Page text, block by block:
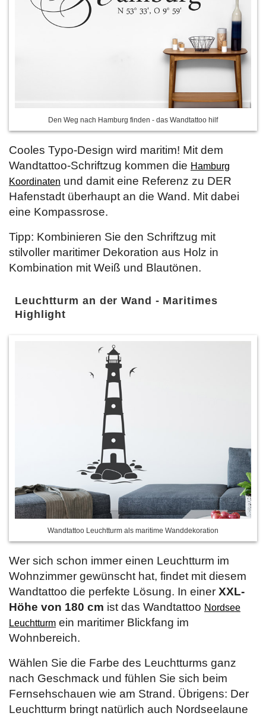
Den Weg nach Hamburg finden - das Wandtattoo hilf
Cooles Typo-Design wird maritim! Mit dem
Wandtattoo-Schriftzug kommen die Hamburg
Koordinaten und damit eine Referenz zu DER
Hafenstadt überhaupt an die Wand. Mit dabei
eine Kompassrose.
Tipp: Kombinieren Sie den Schriftzug mit
stilvoller maritimer Dekoration aus Holz in
Kombination mit Weiß und Blautönen.
Leuchtturm an der Wand - Maritimes
Highlight
Wandtattoo Leuchtturm als maritime Wanddekoration
Wer sich schon immer einen Leuchtturm im
Wohnzimmer gewünscht hat, findet mit diesem
Wandtattoo die perfekte Lösung. In einer XXL-
Höhe von 180 cm ist das Wandtattoo Nordsee
Leuchtturm ein maritimer Blickfang im
Wohnbereich.
Wählen Sie die Farbe des Leuchtturms ganz
nach Geschmack und fühlen Sie sich beim
Fernsehschauen wie am Strand. Übrigens: Der
Leuchtturm bringt natürlich auch Nordseelaune